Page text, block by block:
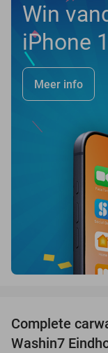
Win
iPhone
Meer info
Complete
Washin7